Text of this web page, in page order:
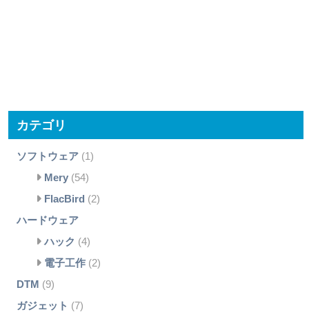
カテゴリ
ソフトウェア(1)
Mery(54)
FlacBird (2)
ハードウェア
ハック (4)
電子工作(2)
DTM (9)
ガジェット (7)